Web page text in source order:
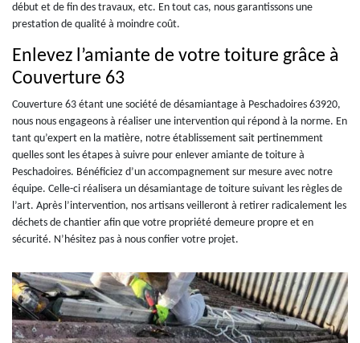
début et de fin des travaux, etc. En tout cas, nous garantissons une
prestation de qualité à moindre coût.
Enlevez l’amiante de votre toiture grâce à
Couverture 63
Couverture 63 étant une société de désamiantage à Peschadoires 63920,
nous nous engageons à réaliser une intervention qui répond à la norme. En
tant qu’expert en la matière, notre établissement sait pertinemment
quelles sont les étapes à suivre pour enlever amiante de toiture à
Peschadoires. Bénéficiez d’un accompagnement sur mesure avec notre
équipe. Celle-ci réalisera un désamiantage de toiture suivant les règles de
l’art. Après l’intervention, nos artisans veilleront à retirer radicalement les
déchets de chantier afin que votre propriété demeure propre et en
sécurité. N’hésitez pas à nous confier votre projet.